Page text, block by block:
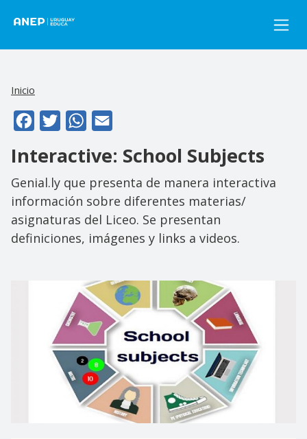
Inicio
FacebookTwitterWhatsApp
Interactive: School Subjects
Genial.ly que presenta de manera interactiva
información sobre diferentes materias/
asignaturas del Liceo. Se presentan
definiciones, imágenes y links a videos.